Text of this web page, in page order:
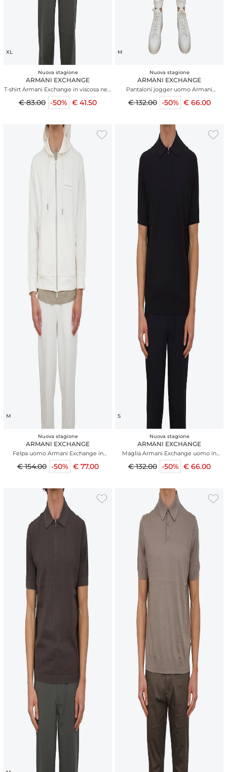
XL
Nuova stagione
ARMANI EXCHANGE
T-shirt Armani Exchange in viscosa nera
profili collo
€ 83.00 -50% € 41.50
M
Nuova stagione
ARMANI EXCHANGE
Pantaloni jogger uomo Armani
Exchange bianco panna
€ 132.00 -50% € 66.00
M
Nuova stagione
ARMANI EXCHANGE
Felpa uomo Armani Exchange in
cotone bianco panna
€ 154.00 -50% € 77.00
S
Nuova stagione
ARMANI EXCHANGE
Maglia Armani Exchange uomo in
cotone blu
€ 132.00 -50% € 66.00